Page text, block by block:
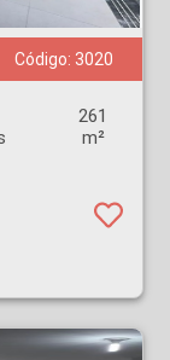
Código: 3020
261
m²